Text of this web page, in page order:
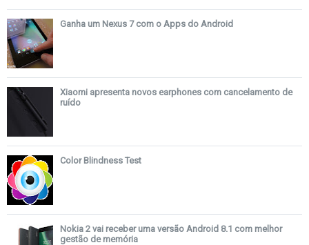
Ganha um Nexus 7 com o Apps do Android
Xiaomi apresenta novos earphones com cancelamento de
ruído
Color Blindness Test
Nokia 2 vai receber uma versão Android 8.1 com melhor
gestão de memória